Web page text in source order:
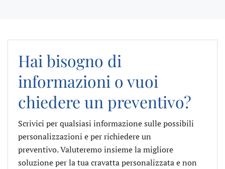
Hai bisogno di
informazioni o vuoi
chiedere un preventivo?
Scrivici per qualsiasi informazione sulle possibili
personalizzazioni e per richiedere un
preventivo. Valuteremo insieme la migliore
soluzione per la tua cravatta personalizzata e non